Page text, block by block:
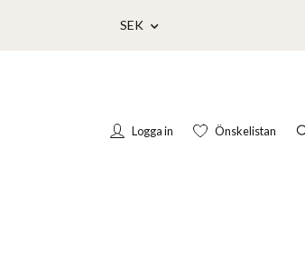
SEK
Logga in Önskelistan